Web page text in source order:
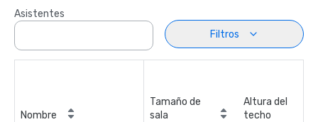
Asistentes
Filtros
Nombre
Tamaño de
sala
Altura del
techo